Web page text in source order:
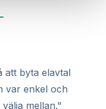
att byta elavtal
var enkel och
mellan."